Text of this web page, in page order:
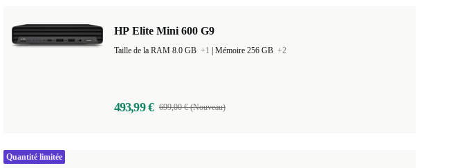
HP Elite Mini 600 G9
Taille de la RAM 8.0 GB +1 Mémoire 256 GB +2
493,99 € 699,00 € (Nouveau)
Quantité limitée